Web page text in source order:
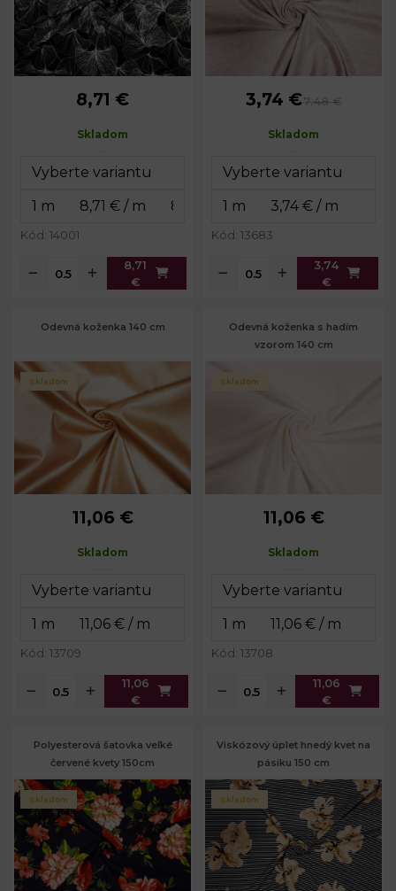
8,71 €
Skladom
Kód: 14001
8,71
€
3,74 € 7,48 €
Skladom
Kód: 13683
3,74
€
Odevná koženka 140 cm
Skladom
11,06 €
Skladom
Kód: 13709
11,06
€
Odevná koženka s hadím
vzorom 140 cm
Skladom
11,06 €
Skladom
Kód: 13708
11,06
€
Polyesterová šatovka veľké
červené kvety 150cm
Skladom
Viskózový úplet hnedý kvet na
pásiku 150 cm
Skladom